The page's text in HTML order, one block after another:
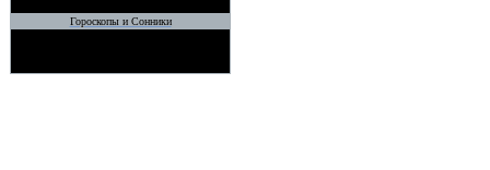
Гороскопы и Сонники